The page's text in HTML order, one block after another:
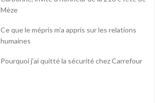
Mèze
Ce que le mépris m’a appris sur les relations
humaines
Pourquoi j'ai quitté la sécurité chez Carrefour